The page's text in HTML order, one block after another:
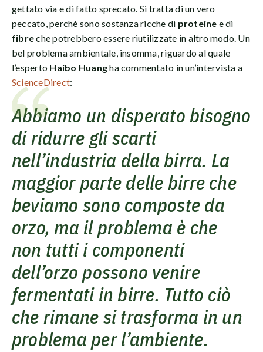
gettato via e di fatto sprecato. Si tratta di un vero
peccato, perché sono sostanza ricche di proteine e di
fibreche potrebbero essere riutilizzate in altro modo. Un
bel problema ambientale, insomma, riguardo al quale
l’esperto Haibo Huangha commentato in un’intervista a
ScienceDirect:
Abbiamo un disperato bisogno
di ridurre gli scarti
nell’industria della birra. La
maggior parte delle birre che
beviamo sono composte da
orzo, ma il problema è che
non tutti i componenti
dell’orzo possono venire
fermentati in birre. Tutto ciò
che rimane si trasforma in un
problema per l’ambiente.